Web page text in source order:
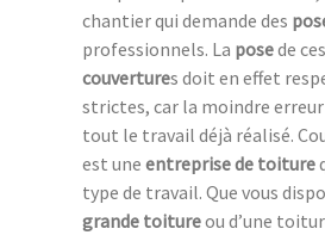
chantier qui demande des
professionnels. La posede ces
couvertures doit en effet
strictes, car la moindre
tout le travail déjà réalisé.
est une entreprise de toiture
type de travail. Que vous
grande toitureou d’une